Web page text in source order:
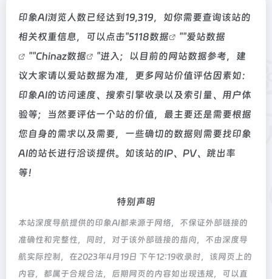
印象AI浏览人数已经达到19,319，如你需要查询该站的
相关权重信息，可以点击"5118数据 ""爱站数据
""Chinaz数据
"进入；以目前的网站数据参考，建
议大家请以爱站数据为准，更多网站价值评估因素如：
印象AI的访问速度、搜索引擎收录以及索引量、用户体
验等；当然要评估一个站的价值，最主要还是需要根据
您自身的需求以及需要，一些确切的数据则需要找印象
AI的站长进行洽谈提供。如该站的IP、PV、跳出率
等！
特别声明
本站深度导航提供的印象AI都来源于网络，不保证外部链接的
准确性和完整性，同时，对于该外部链接的指向，不由深度导
航实际控制，在2023年4月19日 下午12:19收录时，该网页上的
内容，都属于合规合法，后期网页的内容如出现违规，可以直